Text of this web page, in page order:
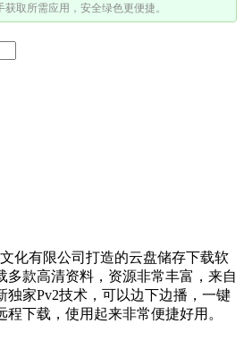
取所需应用，安全绿色更便捷。
化有限公司打造的云盘储存下载软
多款高清资料，资源非常丰富，来自
独家Pv2技术，可以边下边播，一键
下载，使用起来非常便捷好用。